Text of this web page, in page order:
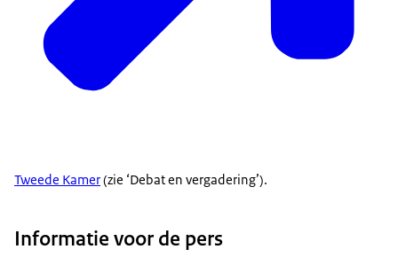
Tweede Kamer(zie ‘Debat en vergadering’).
Informatie voor de pers